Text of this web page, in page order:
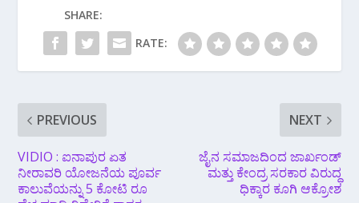
SHARE:
RATE:
PREVIOUS
VIDIO : ಐನಾಪುರ ಏತ
ನೀರಾವರಿ ಯೋಜನೆಯ ಪೂರ್ವ
ಕಾಲುವೆಯನ್ನು 5 ಕೋಟಿ ರೂ
NEXT
ಜೈನ ಸಮಾಜದಿಂದ ಜಾರ್ಖಂಡ್
ಮತ್ತು ಕೇಂದ್ರ ಸರಕಾರ ವಿರುದ್ಧ
ಧಿಕ್ಕಾರ ಕೂಗಿ ಆಕ್ರೋಶ